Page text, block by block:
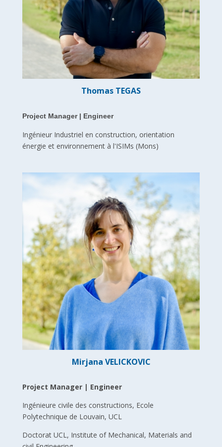
Thomas TEGAS
Project Manager | Engineer
Ingénieur Industriel en construction, orientation
énergie et environnement à l'ISIMs (Mons)
Mirjana VELICKOVIC
Project Manager | Engineer
Ingénieure civile des constructions, Ecole
Polytechnique de Louvain, UCL
Doctorat UCL, Institute of Mechanical, Materials and